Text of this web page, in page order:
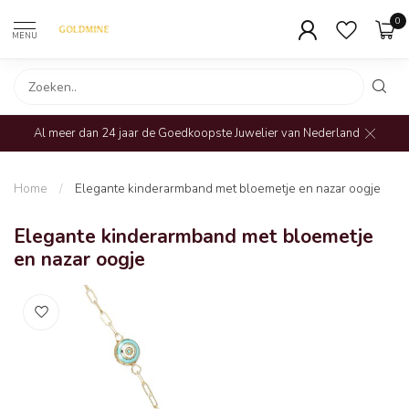
MENU
0
Al meer dan 24 jaar de Goedkoopste Juwelier van Nederland
Home / Elegante kinderarmband met bloemetje en nazar oogje
Elegante kinderarmband met bloemetje
en nazar oogje